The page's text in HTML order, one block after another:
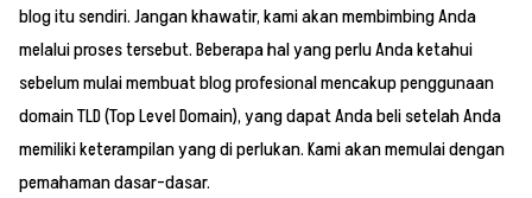
blog itu sendiri. Jangan khawatir, kami akan membimbing Anda
melalui proses tersebut. Beberapa hal yang perlu Anda ketahui
sebelum mulai membuat blog profesional mencakup penggunaan
domain TLD (Top Level Domain), yang dapat Anda beli setelah Anda
memiliki keterampilan yang di perlukan. Kami akan memulai dengan
pemahaman dasar-dasar.